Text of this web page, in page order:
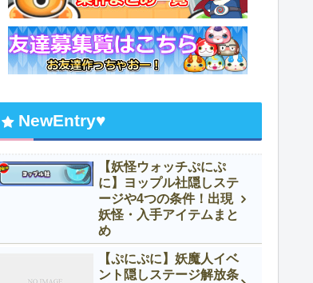
NewEntry♥
【妖怪ウォッチぷにぷ
に】ヨップル社隠しステ
ージや4つの条件！出現
妖怪・入手アイテムまと
め
【ぷにぷに】妖魔人イベ
ント隠しステージ解放条